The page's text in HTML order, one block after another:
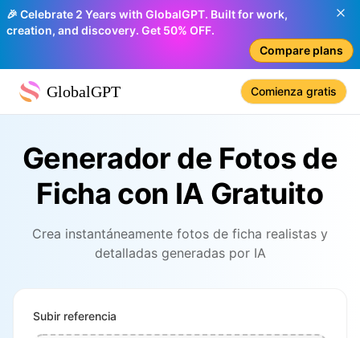
🎉 Celebrate 2 Years with GlobalGPT. Built for work,
creation, and discovery. Get 50% OFF.
Compare plans
GlobalGPT Comienza gratis
Generador de Fotos de
Ficha con IA Gratuito
Crea instantáneamente fotos de ficha realistas y
detalladas generadas por IA
Subir referencia